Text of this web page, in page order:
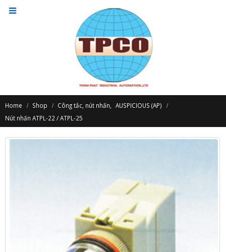
Home Shop Công tắc, nút nhấn
AUSPICIOUS (AP)
Nút nhấn ATPL-22 / ATPL-25